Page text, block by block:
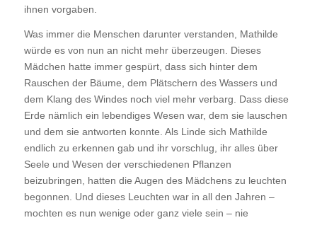
ihnen vorgaben.
Was immer die Menschen darunter verstanden, Mathilde
würde es von nun an nicht mehr überzeugen. Dieses
Mädchen hatte immer gespürt, dass sich hinter dem
Rauschen der Bäume, dem Plätschern des Wassers und
dem Klang des Windes noch viel mehr verbarg. Dass diese
Erde nämlich ein lebendiges Wesen war, dem sie lauschen
und dem sie antworten konnte. Als Linde sich Mathilde
endlich zu erkennen gab und ihr vorschlug, ihr alles über
Seele und Wesen der verschiedenen Pflanzen
beizubringen, hatten die Augen des Mädchens zu leuchten
begonnen. Und dieses Leuchten war in all den Jahren –
mochten es nun wenige oder ganz viele sein – nie